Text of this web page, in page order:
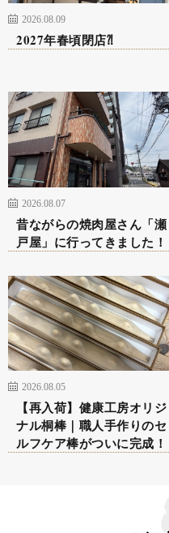
2026.08.09
2027年春頃閉店⁈
2026.08.07
昔ながらの焼肉屋さん「瀬
戸屋」に行ってきました！
2026.08.05
【再入荷】健康工房オリジ
ナル桐棒｜職人手作りのセ
ルフケア棒がついに完成！